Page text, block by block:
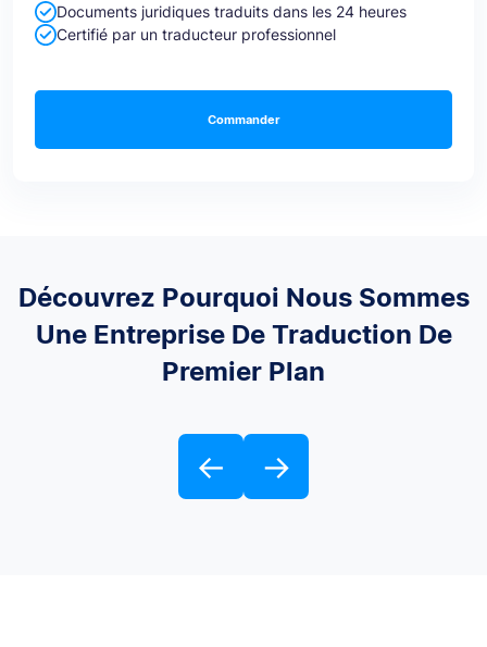
Documents juridiques traduits dans les 24 heures
Certifié par un traducteur professionnel
Commander
Découvrez Pourquoi Nous Sommes
Une Entreprise De Traduction De
Premier Plan
← →